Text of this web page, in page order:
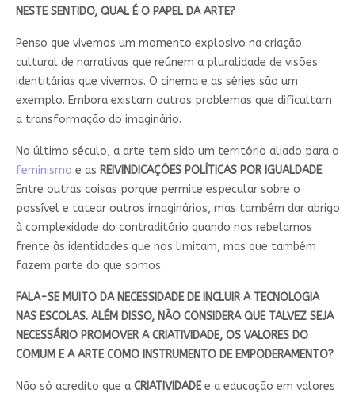
NESTE SENTIDO, QUAL É O PAPEL DA ARTE?
Penso que vivemos um momento explosivo na criação
cultural de narrativas que reúnem a pluralidade de visões
identitárias que vivemos. O cinema e as séries são um
exemplo. Embora existam outros problemas que dificultam
a transformação do imaginário.
No último século, a arte tem sido um território aliado para o
feminismo e as REIVINDICAÇÕES POLÍTICAS POR IGUALDADE.
Entre outras coisas porque permite especular sobre o
possível e tatear outros imaginários, mas também dar abrigo
à complexidade do contraditório quando nos rebelamos
frente às identidades que nos limitam, mas que também
fazem parte do que somos.
FALA-SE MUITO DA NECESSIDADE DE INCLUIR A TECNOLOGIA
NAS ESCOLAS. ALÉM DISSO, NÃO CONSIDERA QUE TALVEZ SEJA
NECESSÁRIO PROMOVER A CRIATIVIDADE, OS VALORES DO
COMUM E A ARTE COMO INSTRUMENTO DE EMPODERAMENTO?
Não só acredito que a CRIATIVIDADEe a educação em valores